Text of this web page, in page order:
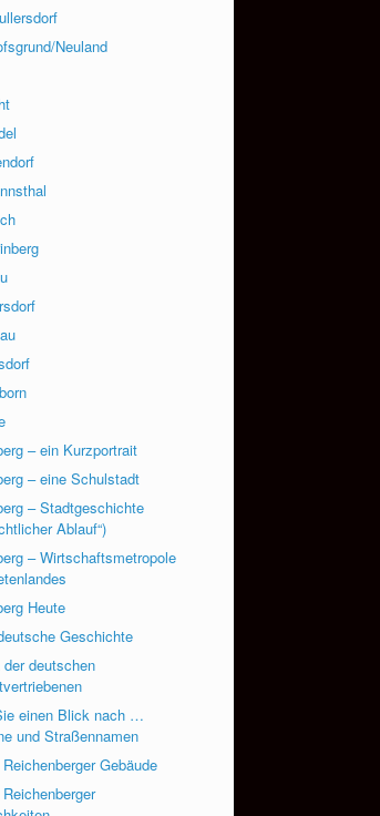
Neuland
– ein Kurzportrait
– eine Schulstadt
– Stadtgeschichte
Ablauf“)
– Wirtschaftsmetropole
Heute
Geschichte
der deutschen
einen Blick nach …
und Straßennamen
Gebäude